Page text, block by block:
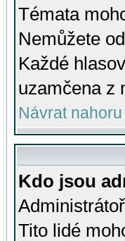
Témata
Nemůžete
Každé
uzamčena z
Návrat nahoru
Kdo jsou
Tito lidé